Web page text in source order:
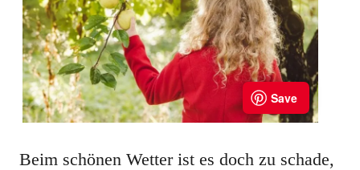
Beim schönen Wetter ist es doch zu schade,